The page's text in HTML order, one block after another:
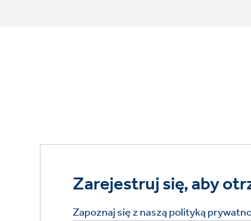
Zarejestruj się, aby
Zapoznaj się z naszą polityką